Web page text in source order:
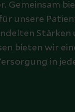
Gemeinsam
unsere
Stärken
bieten wir
in